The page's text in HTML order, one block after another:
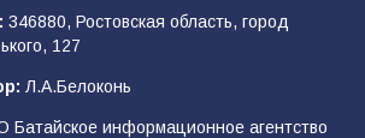
профессии в ходе
346880, Ростовская область, город
127
Л.А.Белоконь
Батайское информационное агентство